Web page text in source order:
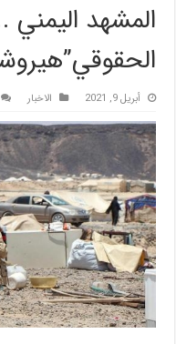
المشهد اليمني
أبريل 9, 2021 الاخبار